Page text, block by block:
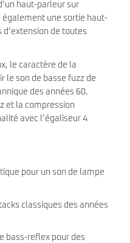
haut-parleur sur
également une sortie haut-
de toutes
le caractère de la
le son de basse fuzz de
des années 60.
et la compression
avec l’égaliseur 4
pour un son de lampe
classiques des années
bass-reflex pour des